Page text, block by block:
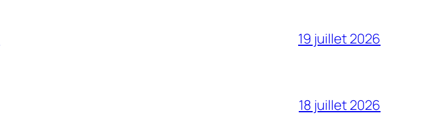
19 juillet 2026
18 juillet 2026